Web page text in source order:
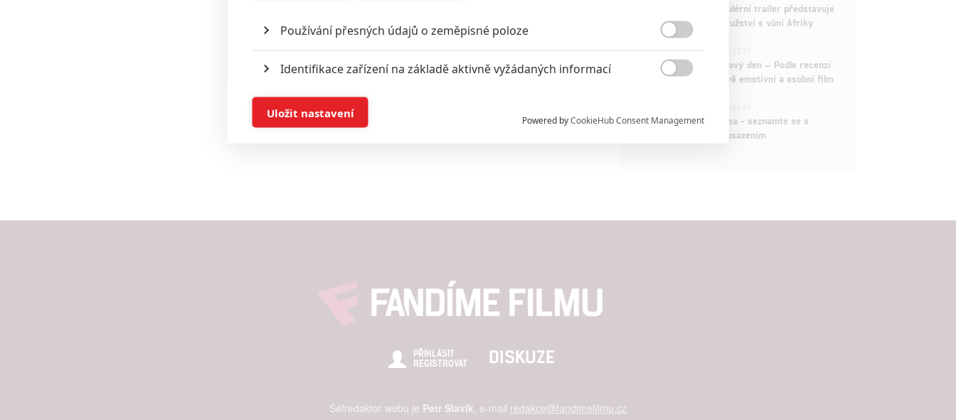
Děti krve a kostí: Regulérní trailer představuje
akční fantasy dobrodružství s vůní Afriky
Spider-Man: Zbrusu nový den – Podle recenzí
máme čekat překvapivě emotivní a osobní film
Velké preview: Odyssea - seznamte se s
maximálně nabitým obsazením
PŘIHLÁSIT
REGISTROVAT
DISKUZE
Šéfredaktor webu je Petr Slavík , e-mail redakce@fandimefilmu.cz
Používání přesných údajů o zeměpisné poloze
Identifikace zařízení na základě aktivně vyžádaných informací
Ukládání a/nebo přístup k informacím v zařízení

Powered byCookieHub Consent Management
Uložit nastavení